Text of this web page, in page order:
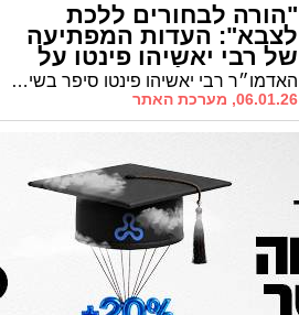
"הורה לבחורים ללכת
לצבא": העדות המפתיעה
של רבי יאשיהו פינטו על
מנהיג ה'פלג' (וידאו) האדמו״ר רבי יאשיהו פינטו סיפר בשיעורו השבועי כי היה עד למקרים שבהם מרן רבי שמואל אוירבך זצ״ל, מנהיג 'הפלג הירושלמי', הורה לבחורים ללכת לצבא
06.01.26, מערכת האתר